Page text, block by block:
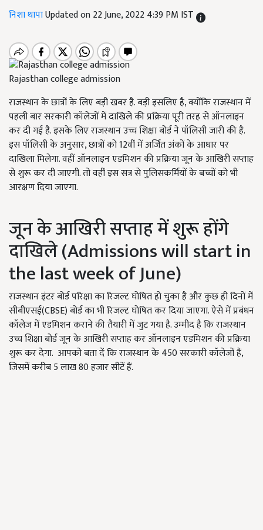
निशा थापाUpdated on 22 June, 2022 4:39 PM IST
Rajasthan college admission
राजस्थान के छात्रों के लिए बड़ी खबर है. बड़ी इसलिए है, क्योंकि राजस्थान में
पहली बार सरकारी कॉलेजों में दाखिले की प्रक्रिया पूरी तरह से ऑनलाइन
कर दी गई है. इसके लिए राजस्थान उच्च शिक्षा बोर्ड ने पॉलिसी जारी की है.
इस पॉलिसी के अनुसार, छात्रों को 12वीं में अर्जित अंकों के आधार पर
दाखिला मिलेगा. वहीं ऑनलाइन एडमिशन की प्रक्रिया जून के आखिरी सप्ताह
से शुरू कर दी जाएगी. तो वहीं इस सत्र से पुलिसकर्मियों के बच्चों को भी
आरक्षण दिया जाएगा.
जून के आखिरी सप्ताह में शुरू होंगे
दाखिले (Admissions will start in
the last week of June)
राजस्थान इंटर बोर्ड परिक्षा का रिजल्ट घोषित हो चुका है और कुछ ही दिनों में
सीबीएसई(CBSE) बोर्ड का भी रिजल्ट घोषित कर दिया जाएगा. ऐसे में प्रबंधन
कॉलेज में एडमिशन कराने की तैयारी में जुट गया है. उम्मीद है कि राजस्थान
उच्च शिक्षा बोर्ड जून के आखिरी सप्ताह कर ऑनलाइन एडमिशन की प्रक्रिया
शुरू कर देगा. आपको बता दें कि राजस्थान के 450 सरकारी कॉलेजों हैं,
जिसमें करीब 5 लाख 80 हजार सीटें हैं.